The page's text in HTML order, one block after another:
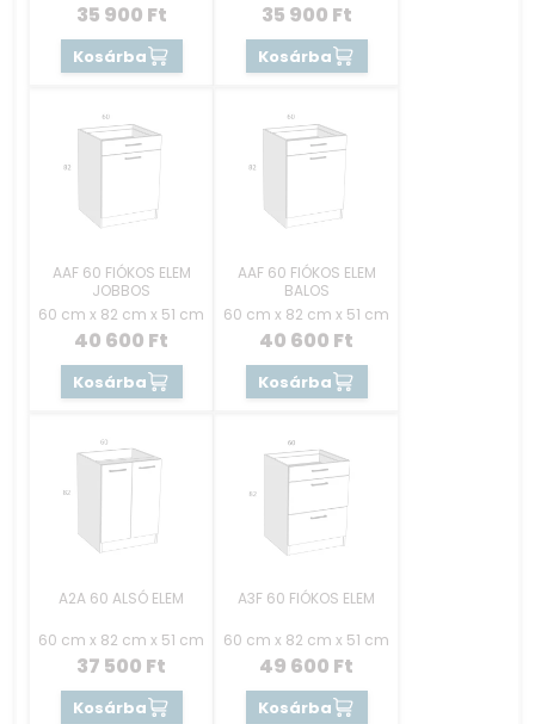
35 900 Ft
Kosárba
35 900 Ft
Kosárba
AAF 60 FIÓKOS ELEM
JOBBOS
60 cm x 82 cm x 51 cm
40 600 Ft
Kosárba
AAF 60 FIÓKOS ELEM
BALOS
60 cm x 82 cm x 51 cm
40 600 Ft
Kosárba
A2A 60 ALSÓ ELEM
60 cm x 82 cm x 51 cm
37 500 Ft
Kosárba
A3F 60 FIÓKOS ELEM
60 cm x 82 cm x 51 cm
49 600 Ft
Kosárba